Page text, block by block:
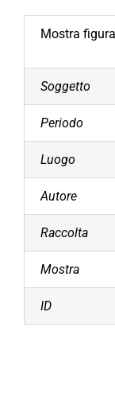
Mostra
Soggetto
Periodo
Luogo
Autore
Raccolta
Mostra
ID